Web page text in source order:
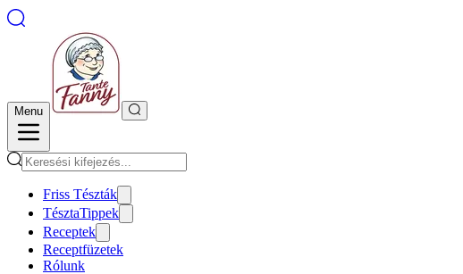
Menu
Friss Tészták
TésztaTippek
Receptek
Receptfüzetek
Rólunk